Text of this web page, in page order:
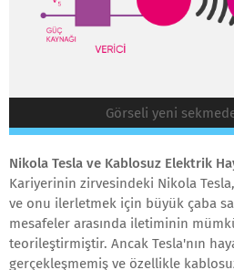
Görseli yeni
Nikola Tesla ve Kablosuz Elektrik
Kariyerinin zirvesindeki Nikola
ve onu ilerletmek için büyük çaba
mesafeler arasında iletiminin
teorileştirmiştir. Ancak Tesla'nın
gerçekleşmemiş ve özellikle